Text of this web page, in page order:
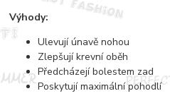
Výhody:
Ulevují únavě nohou
Zlepšují krevní oběh
Předcházejí bolestem zad
Poskytují maximální pohodlí